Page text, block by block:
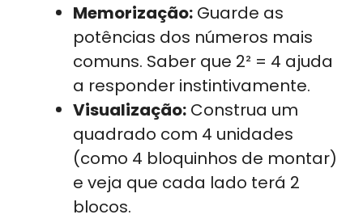
Memorização: Guarde as
potências dos números mais
comuns. Saber que 2² = 4 ajuda
a responder instintivamente.
Visualização: Construa um
quadrado com 4 unidades
(como 4 bloquinhos de montar)
e veja que cada lado terá 2
blocos.